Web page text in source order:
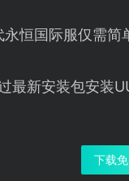
恒国际服仅需简
最新安装包安装
下载